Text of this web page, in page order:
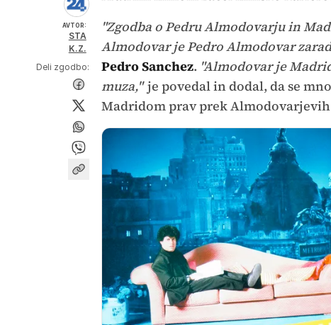
AVTOR:
STA
K.Z.
Deli zgodbo:
"Zgodba o Pedru Almodovarju in
Almodovar je Pedro Almodovar
Pedro Sanchez. "Almodovar je
muza,"je povedal in dodal, da se
Madridom prav prek